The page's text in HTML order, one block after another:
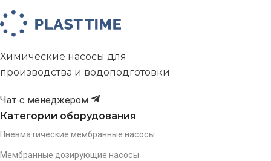
Химические насосы для
производства и водоподготовки
Чат с менеджером
Категории оборудования
Пневматические мембранные насосы
Мембранные дозирующие насосы